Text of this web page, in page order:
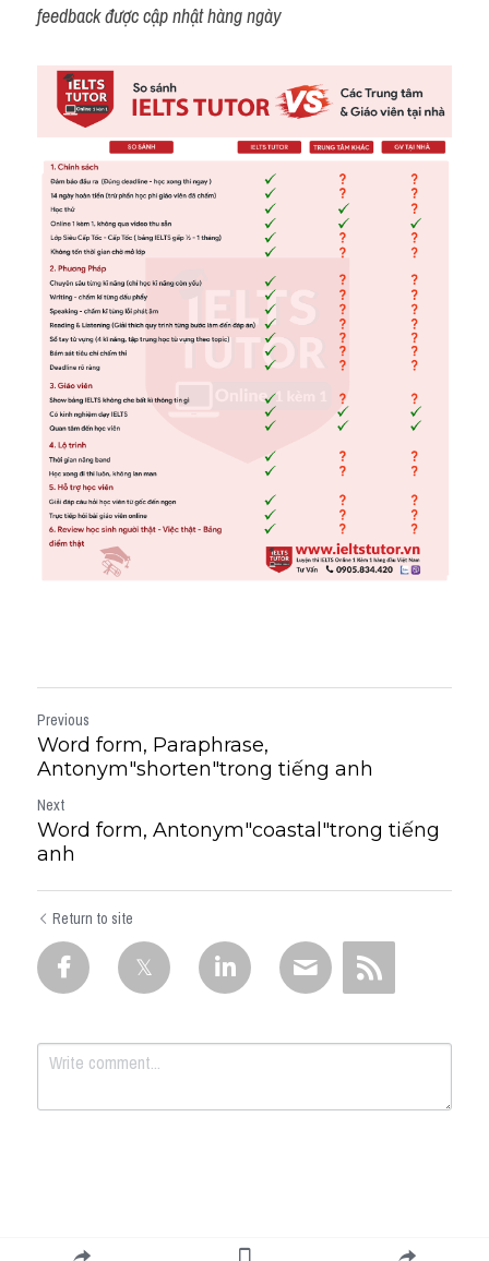
feedback được cập nhật hàng ngày
Previous
Word form, Paraphrase,
Antonym"shorten"trong tiếng anh
Next
Word form, Antonym"coastal"trong tiếng
anh
Return to site